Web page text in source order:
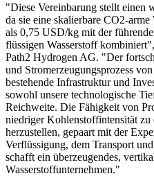
"Diese Vereinbarung stellt einen
da sie eine skalierbare CO2-
als 0,75 USD/kg mit der
flüssigen Wasserstoff
Path2 Hydrogen AG. "Der
und Stromerzeugungsprozess
bestehende Infrastruktur und
sowohl unsere technologische
Reichweite. Die Fähigkeit von
niedriger Kohlenstoffintensität
herzustellen, gepaart mit der
Verflüssigung, dem Transport
schafft ein überzeugendes,
Wasserstoffunternehmen."